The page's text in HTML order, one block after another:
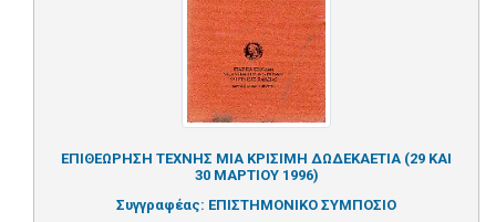
ΕΠΙΘΕΩΡΗΣΗ ΤΕΧΝΗΣ ΜΙΑ ΚΡΙΣΙΜΗ ΔΩΔΕΚΑΕΤΙΑ (29 ΚΑΙ
30 ΜΑΡΤΙΟΥ 1996)
Συγγραφέας: ΕΠΙΣΤΗΜΟΝΙΚΟ ΣΥΜΠΟΣΙΟ